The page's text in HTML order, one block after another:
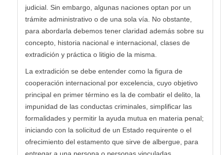
judicial. Sin embargo, algunas naciones optan por un
trámite administrativo o de una sola vía. No obstante,
para abordarla debemos tener claridad además sobre su
concepto, historia nacional e internacional, clases de
extradición y práctica o litigio de la misma.
La extradición se debe entender como la figura de
cooperación internacional por excelencia, cuyo objetivo
principal en primer término es la de combatir el delito, la
impunidad de las conductas criminales, simplificar las
formalidades y permitir la ayuda mutua en materia penal;
iniciando con la solicitud de un Estado requirente o el
ofrecimiento del estamento que sirve de albergue, para